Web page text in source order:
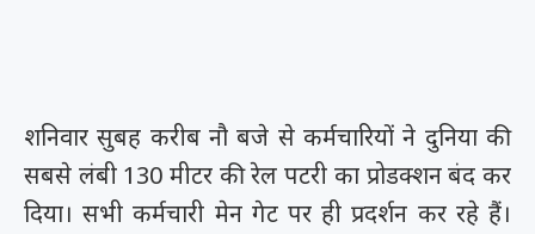
शनिवार सुबह करीब नौ बजे से कर्मचारियों ने दुनिया की
सबसे लंबी 130 मीटर की रेल पटरी का प्रोडक्शन बंद कर
दिया। सभी कर्मचारी मेन गेट पर ही प्रदर्शन कर रहे हैं।